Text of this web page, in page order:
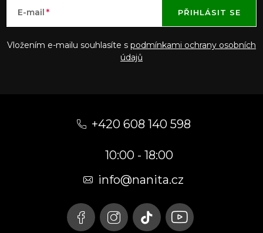
E-mail
Vložením e-mailu souhlasíte s podmínkami ochrany osobních
údajů
PŘIHLÁSIT SE
+420 608 140 598
10:00 - 18:00
info@nanita.cz